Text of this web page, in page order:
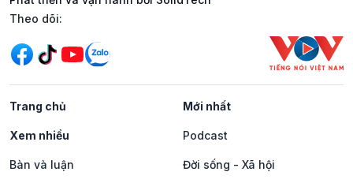
Mạng xã hội
Theo dõi:
Trang chủ Mới nhất
Xem nhiều Podcast
Bàn và luận Đời sống - Xã hội